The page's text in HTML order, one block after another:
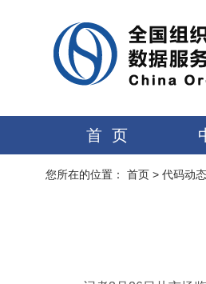
首 页
您所在的位置： 首页 > 代码动态